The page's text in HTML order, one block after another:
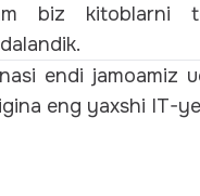
biz kitoblarni
endi
eng yaxshi IT-